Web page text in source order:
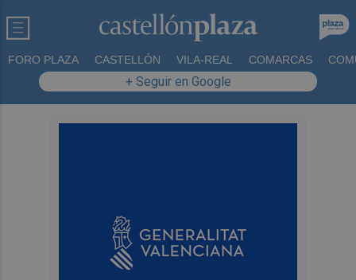
FORO PLAZA CASTELLÓN VILA-REAL COMARCAS
+ Seguir en Google